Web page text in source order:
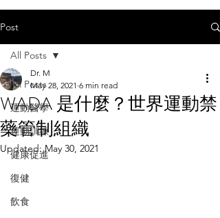
Post
All Posts
運動醫學
運動訓練
健康促進
復健
飲食
All Posts
WADA 是什麼？世界運動禁
藥管制組織
Dr. M
May 28, 2021 6 min read
Updated:May 30, 2021